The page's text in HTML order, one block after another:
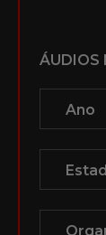
ÁUDIOS